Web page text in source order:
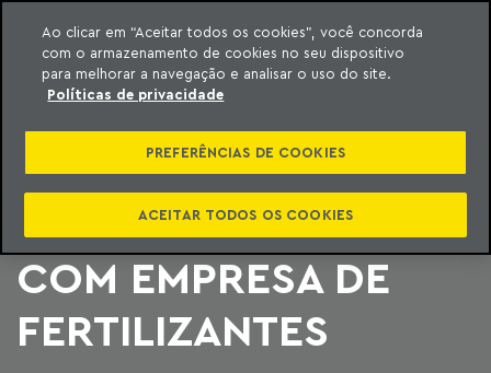
o conteúdo
Machado Meyer
GOVERNO E
EMBAIXADA DO
BRASIL SE REÚNEM
COM EMPRESA DE
FERTILIZANTES
Ao clicar em “Aceitar todos os cookies”, você concorda
com o armazenamento de cookies no seu dispositivo
para melhorar a navegação e analisar o uso do site.
Políticas de privacidade
PREFERÊNCIAS DE COOKIES
ACEITAR TODOS OS COOKIES